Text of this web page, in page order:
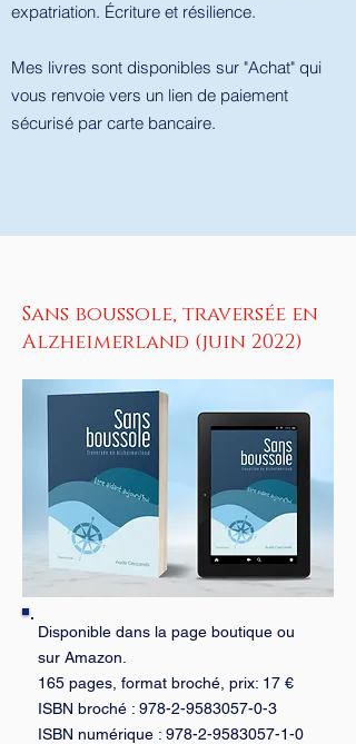
expatriation. Écriture et résilience.
Mes livres sont disponibles sur "Achat" qui
vous renvoie vers un lien de paiement
sécurisé par carte bancaire.
Sans boussole, traversée en
Alzheimerland (juin 2022)
Disponible dans la page boutique ou
sur Amazon
165 pages, format broché, prix: 17 €
ISBN broché : 978-2-9583057-0-3
ISBN numérique : 978-2-9583057-1-0